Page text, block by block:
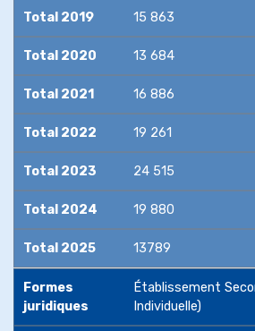
Total 2019 15 863
Total 2020 13 684
Total 2021 16 886
Total 2022 19 261
Total 2023 24 515
Total 2024 19 880
Total 2025 13789
Formes
juridiques
Établissement
Individuelle)